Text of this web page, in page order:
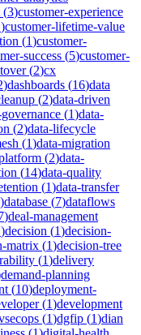
(3)customer-experience
)customer-lifetime-value
(1)customer-
success (5)customer-
(2)cx
)dashboards (16)data
(2)data-driven
(1)data-
(2)data-lifecycle
(1)data-migration
(2)data-
(14)data-quality
(1)data-transfer
)database (7)dataflows
)deal-management
)decision (1)decision-
matrix (1)decision-tree
(1)delivery
demand-planning
(10)deployment-
(1)development
(1)dgfip (1)dian